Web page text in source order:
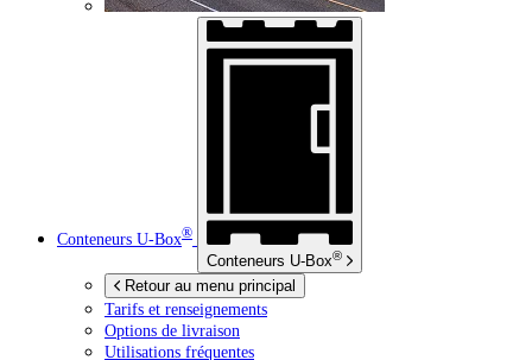
Conteneurs U-Box®
Conteneurs U-Box®
Retour au menu principal
Tarifs et renseignements
Options de livraison
Utilisations fréquentes